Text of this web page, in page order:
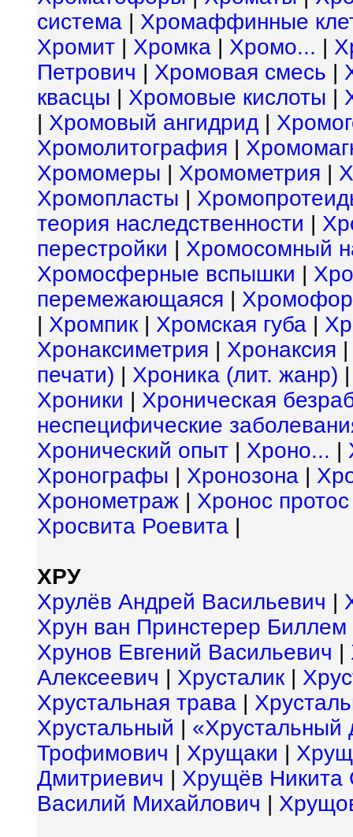
система | Хромаффинные
Хромит | Хромка | Хромо... |
Петрович | Хромовая смесь |
квасцы | Хромовые кислоты |
| Хромовый ангидрид |
Хромолитография |
Хромомеры | Хромометрия |
Хромопласты |
теория наследственности |
перестройки | Хромосомный
Хромосферные вспышки |
перемежающаяся |
| Хромпик | Хромская губа |
Хронаксиметрия | Хронаксия
печати) | Хроника (лит. жанр)
Хроники | Хроническая
неспецифические
Хронический опыт | Хроно... |
Хронографы | Хронозона |
Хронометраж | Хронос протос
Хросвита Роевита |
ХРУ
Хрулёв Андрей Васильевич |
Хрун ван Принстерер Биллем
Хрунов Евгений Васильевич |
Алексеевич | Хрусталик |
Хрустальная трава |
Хрустальный | «Хрустальный
Трофимович | Хрущаки |
Дмитриевич | Хрущёв Никита
Василий Михайлович |